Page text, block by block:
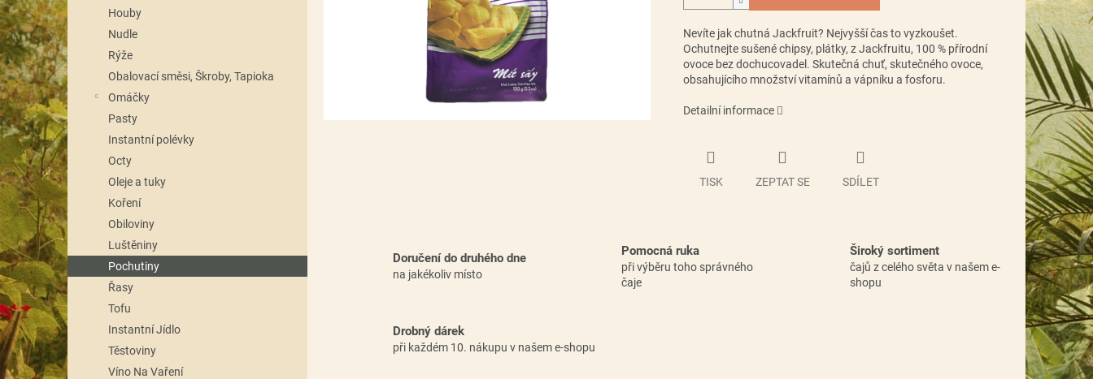
n
e
l
Houby
Nudle
Rýže
Obalovací směsi, Škroby, Tapioka
Omáčky
Pasty
Instantní polévky
Octy
Oleje a tuky
Koření
Obiloviny
Luštěniny
Pochutiny
Řasy
Tofu
Instantní Jídlo
Těstoviny
Víno Na Vaření
Nevíte jak chutná Jackfruit? Nejvyšší čas to vyzkoušet.
Ochutnejte sušené chipsy, plátky, z Jackfruitu, 100 % přírodní
ovoce bez dochucovadel. Skutečná chuť, skutečného ovoce,
obsahujícího množství vitamínů a vápníku a fosforu.
Detailní informace
TISK ZEPTAT SE SDÍLET
Doručení do druhého dne
na jakékoliv místo
Pomocná ruka
při výběru toho správného
čaje
Široký sortiment
čajů z celého světa v našem e-
shopu
Drobný dárek
při každém 10. nákupu v našem e-shopu